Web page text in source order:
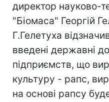
директор науково-
"Біомаса" Георгій
Г.Гелетуха
введені державні
підприємств, що
культуру - рапс,
на основі рапсу